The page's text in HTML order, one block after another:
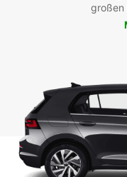
großen